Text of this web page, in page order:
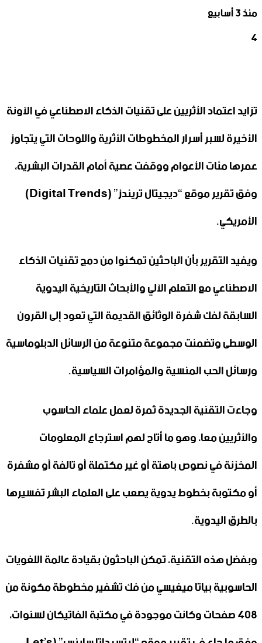
منذ 3 أسابيع
4
تزايد اعتماد الأثريين على تقنيات الذكاء الاصطناعي في الآونة
الأخيرة لسبر أسرار المخطوطات الأثرية واللوحات التي يتجاوز
عمرها مئات الأعوام ووقفت عصية أمام القدرات البشرية،
وفق تقرير موقع “ديجيتال تريندز” (Digital Trends)
الأمريكي.
ويفيد التقرير بأن الباحثين تمكنوا من دمج تقنيات الذكاء
الاصطناعي مع التعلم الآلي والأبحاث التاريخية اليدوية
السابقة لفك شفرة الوثائق القديمة التي تعود إلى القرون
الوسطى وتضمنت مجموعة متنوعة من الرسائل الدبلوماسية
ورسائل الحب المنسية والمؤامرات السياسية.
وجاءت التقنية الجديدة ثمرة لعمل علماء الحاسوب
والأثريين معا، وهو ما أتاح لهم استرجاع المعلومات
المخزنة في نصوص باهتة أو غير مكتملة أو تالفة أو مشفرة
أو مكتوبة بخطوط يدوية يصعب على العلماء البشر تفسيرها
بالطرق اليدوية.
وبفضل هذه التقنية، تمكن الباحثون بقيادة عالمة اللغويات
الحاسوبية بياتا ميغيسي من فك تشفير مخطوطة مكونة من
408 صفحات وكانت موجودة في مكتبة الفاتيكان لسنوات،